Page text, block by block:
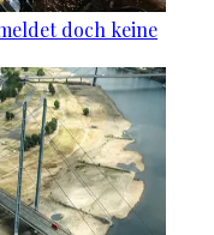
doch keine